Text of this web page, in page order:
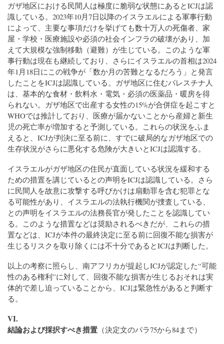
ガザ地区における民間人は極度に脆弱な状態にあるとICJは認
識している。2023年10月7日以降のイスラエルによる軍事行動
によって、主要な事項だけを挙げても数十万人の死傷者、家
屋・学校・医療施設や必須の社会インフラの破壊があり、加
えて大規模な強制移動（避難）が生じている。このような軍
事行動は現在も継続しており、さらにイスラエルの首相は2024
年1月18日にこの戦争が「数か月の苦難となるだろう」と発言
したことをICJは認識している。ガザ地区に住むパレスチナ人
は、基本的な食材・飲料水・電気・必須の医薬品・暖房を得
られない。ガザ地区で出産する女性の15%が合併症を起こすと
WHOでは推計しており、医療が届かないことから産婦と新生
児の死亡率が増加すると予測している。これらの状況をふま
えると、ICJが判決に至る前に、すでに破局的なガザ地区での
生存状況がさらに悪化する危険が大きいとICJは認識する。
イスラエルがガザ地区の住民が直面している状況を緩和する
ための措置を講じているとの声明をICJは認識している。さら
に民間人を故意に攻撃する呼びかけは扇動罪を含む犯罪とな
る可能性があり、イスラエルの法執行機関が捜査している、
との声明をイスラエルの法務長官が発したことを認識してい
る。このような措置などは奨励されるべきだが、これらの措
置などは、ICJが本件の最終決定に至る前に回復不能な損害が
生じるリスクを取り除くには不十分であるとICJは判断した。
以上の考察に照らし、南アフリカが提起しICJが認定した“可能
性のある権利”に対して、回復不能な損害が生じるおそれは実
体的で差し迫っていることから、ICJは緊急性があると判断す
る。
VI.
結論および採択すべき措置 （決定文のパラ75から84まで）